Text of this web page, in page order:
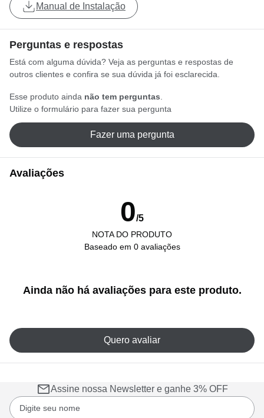
Manual de Instalação
Perguntas e respostas
Está com alguma dúvida? Veja as perguntas e respostas de
outros clientes e confira se sua dúvida já foi esclarecida.
Esse produto ainda não tem perguntas
Utilize o formulário para fazer sua pergunta
Fazer uma pergunta
Avaliações
0/5
NOTA DO PRODUTO
Baseado em 0 avaliações
Ainda não há avaliações para este produto.
Quero avaliar
Assine nossa Newsletter e ganhe 3% OFF